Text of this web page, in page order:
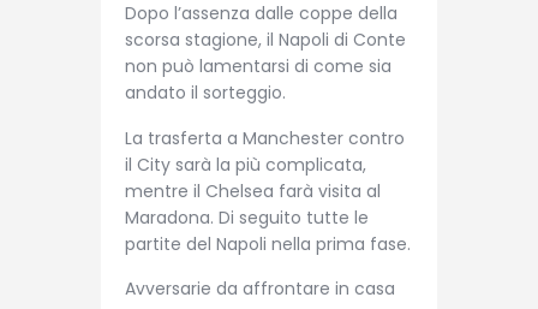
Dopo l’assenza dalle coppe della
scorsa stagione, il Napoli di Conte
non può lamentarsi di come sia
andato il sorteggio.
La trasferta a Manchester contro
il City sarà la più complicata,
mentre il Chelsea farà visita al
Maradona. Di seguito tutte le
partite del Napoli nella prima fase.
Avversarie da affrontare in casa